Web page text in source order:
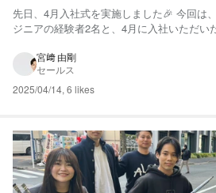
先日、4月入社式を実施しました🎉 今回は
ジニアの経験者2名と、4月に入社いただい
町へオフィス移転をしたのですが、今回の
代からお世話になっている東郷記念会館で
宮﨑 由剛
セールス
2025/04/14, 6 likes